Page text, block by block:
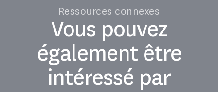
Ressources connexes
Vous pouvez
également être
intéressé par